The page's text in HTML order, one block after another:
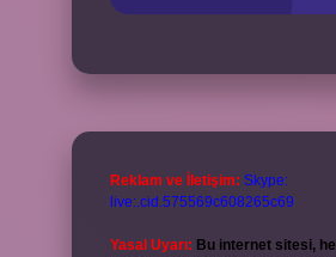
Reklam ve İletişim: Skype:
live:.cid.575569c608265c69
Yasal Uyarı: Bu internet sitesi,